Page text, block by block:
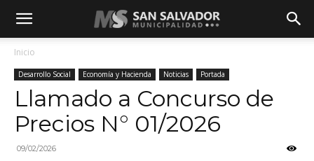
Inicio
Desarrollo Social Economía y Hacienda Noticias Portada
Llamado a Concurso de
Precios N° 01/2026
09/02/2026